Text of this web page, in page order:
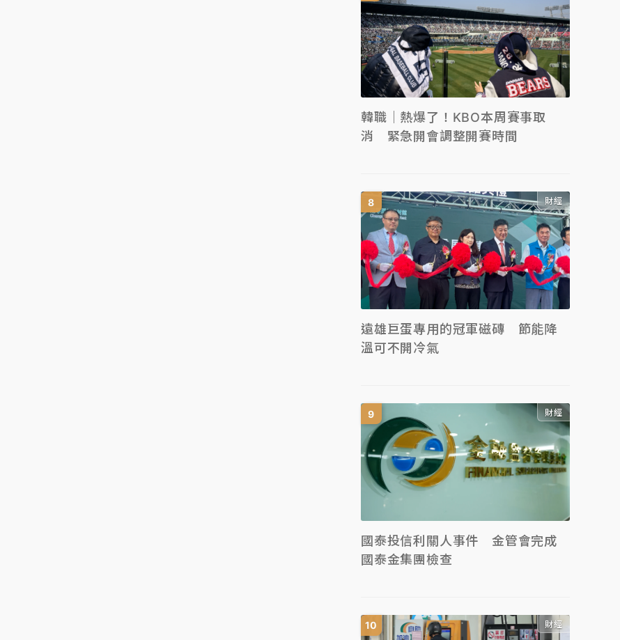
韓職｜熱爆了！KBO本周賽事取
消 緊急開會調整開賽時間
財經
遠雄巨蛋專用的冠軍磁磚 節能降
溫可不開冷氣
財經
國泰投信利關人事件 金管會完成
國泰金集團檢查
財經